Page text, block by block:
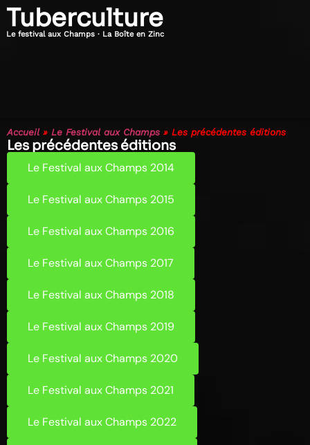
Tuberculture
Le festival aux Champs · La Boîte en Zinc
Accueil» Le Festival aux Champs » Les précédentes éditions
Les précédentes éditions
Le Festival aux Champs 2014
Le Festival aux Champs 2015
Le Festival aux Champs 2016
Le Festival aux Champs 2017
Le Festival aux Champs 2018
Le Festival aux Champs 2019
Le Festival aux Champs 2020
Le Festival aux Champs 2021
Le Festival aux Champs 2022